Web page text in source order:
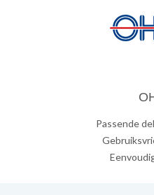
Passende